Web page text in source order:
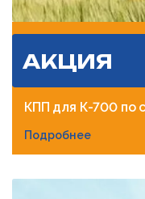
АКЦИЯ
КПП для К-700 по
Подробнее